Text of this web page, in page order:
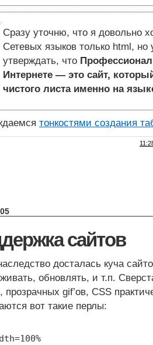
Сразу уточню, что я довольно
Сетевых языков только html, но
утверждать, что
Интернете — это сайт,
чистого листа именно на
тонкостями создания
сайтов
досталась куча
обновлять, и т.п.
прозрачных gif’ов, CSS
вот такие перлы: